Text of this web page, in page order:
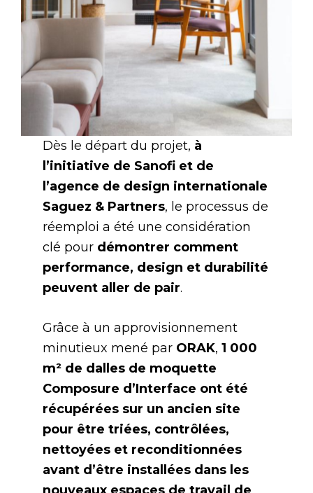
Dès le départ du projet, à
l’initiative de Sanofi et de
l’agence de design internationale
Saguez & Partners, le processus de
réemploi a été une considération
clé pour démontrer comment
performance, design et durabilité
peuvent aller de pair.
Grâce à un approvisionnement
minutieux mené par ORAK,1 000
m² de dalles de moquette
Composure d’Interface ont été
récupérées sur un ancien site
pour être triées, contrôlées,
nettoyées et reconditionnées
avant d’être installées dans les